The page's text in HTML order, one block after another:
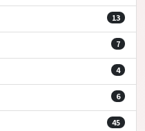
13
7
4
6
45